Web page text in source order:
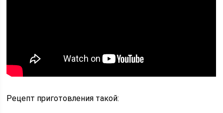
Рецепт приготовления такой: